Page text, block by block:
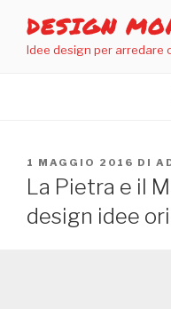
contenuto
DESIGN
Idee design per arredare
PUBBLICATO
IL
1 MAGGIO 2016 DI
La Pietra e il
design idee